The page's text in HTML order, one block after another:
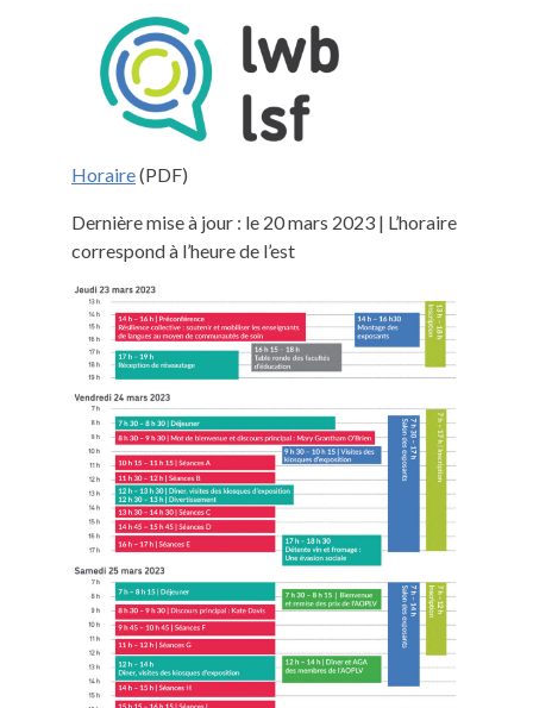
Horaire(PDF)
Dernière mise à jour : le 20 mars 2023 | L’horaire
correspond à l’heure de l’est